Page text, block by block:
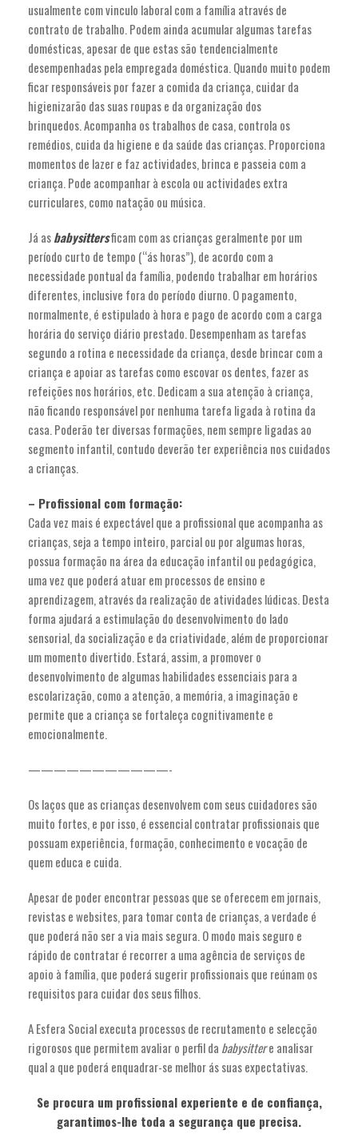
usualmente com vinculo laboral com a família através de
contrato de trabalho. Podem ainda acumular algumas tarefas
domésticas, apesar de que estas são tendencialmente
desempenhadas pela empregada doméstica. Quando muito podem
ficar responsáveis por fazer a comida da criança, cuidar da
higienizarão das suas roupas e da organização dos
brinquedos. Acompanha os trabalhos de casa, controla os
remédios, cuida da higiene e da saúde das crianças. Proporciona
momentos de lazer e faz actividades, brinca e passeia com a
criança. Pode acompanhar à escola ou actividades extra
curriculares, como natação ou música.
Já asbabysittersficam com as crianças geralmente por um
período curto de tempo (“ás horas”), de acordo com a
necessidade pontual da família, podendo trabalhar em horários
diferentes, inclusive fora do período diurno. O pagamento,
normalmente, é estipulado à hora e pago de acordo com a carga
horária do serviço diário prestado. Desempenham as tarefas
segundo a rotina e necessidade da criança, desde brincar com a
criança e apoiar as tarefas como escovar os dentes, fazer as
refeições nos horários, etc. Dedicam a sua atenção à criança,
não ficando responsável por nenhuma tarefa ligada à rotina da
casa. Poderão ter diversas formações, nem sempre ligadas ao
segmento infantil, contudo deverão ter experiência nos cuidados
a crianças.
– Profissional com formação:
Cada vez mais é expectável que a profissional que acompanha as
crianças, seja a tempo inteiro, parcial ou por algumas horas,
possua formação na área da educação infantil ou pedagógica,
uma vez que poderá atuar em processos de ensino e
aprendizagem, através da realização de atividades lúdicas. Desta
forma ajudará a estimulação do desenvolvimento do lado
sensorial, da socialização e da criatividade, além de proporcionar
um momento divertido. Estará, assim, a promover o
desenvolvimento de algumas habilidades essenciais para a
escolarização, como a atenção, a memória, a imaginação e
permite que a criança se fortaleça cognitivamente e
emocionalmente.
———————————-
Os laços que as crianças desenvolvem com seus cuidadores são
muito fortes, e por isso, é essencial contratar profissionais que
possuam experiência, formação, conhecimento e vocação de
quem educa e cuida.
Apesar de poder encontrar pessoas que se oferecem em jornais,
revistas e websites, para tomar conta de crianças, a verdade é
que poderá não ser a via mais segura. O modo mais seguro e
rápido de contratar é recorrer a uma agência de serviços de
apoio à família, que poderá sugerir profissionais que reúnam os
requisitos para cuidar dos seus filhos.
A Esfera Social executa processos de recrutamento e selecção
rigorosos que permitem avaliar o perfil da babysittere analisar
qual a que poderá enquadrar-se melhor ás suas expectativas.
Se procura um profissional experiente e de confiança,
garantimos-lhe toda a segurança que precisa.